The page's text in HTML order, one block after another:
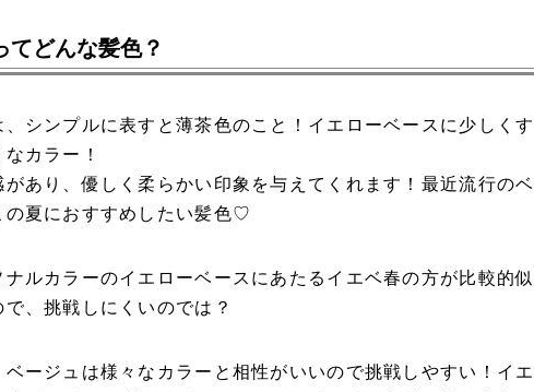
てどんな髪色？
シンプルに表すと薄茶色のこと！イエローベースに少しくす
カラー！
あり、優しく柔らかい印象を与えてくれます！最近流行のベ
の夏におすすめしたい髪色♡
ルカラーのイエローベースにあたるイエベ春の方が比較的似
、挑戦しにくいのでは？
ベージュは様々なカラーと相性がいいので挑戦しやすい！ イエ